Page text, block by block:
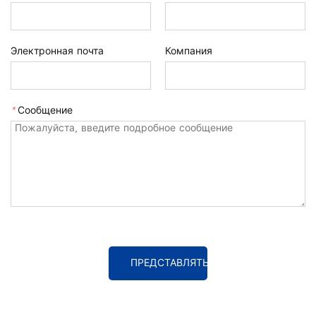
Электронная почта Компания
*Сообщение
ПРЕДСТАВЛЯТЬ НА РАССМОТРЕНИЕ